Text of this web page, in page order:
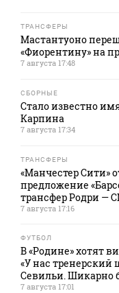
ТРАНСФЕРЫ
Мастантуоно
«Фиорентину» на
7 августа 17:48
СБОРНЫЕ
Стало известно
Карпина
7 августа 17:34
ТРАНСФЕРЫ
«Манчестер Сити»
предложение
трансфер Родри —
7 августа 17:16
ФУТБОЛ
В «Родине» хотят
«У нас тренерский
Севильи. Шикарно
7 августа 17:01